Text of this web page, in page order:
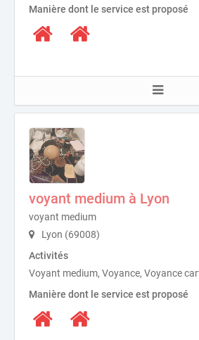
Manière dont le service est proposé
voyant medium à Lyon
voyant medium
Lyon (69008)
Activités
Voyant medium, Voyance, Voyance
Manière dont le service est proposé